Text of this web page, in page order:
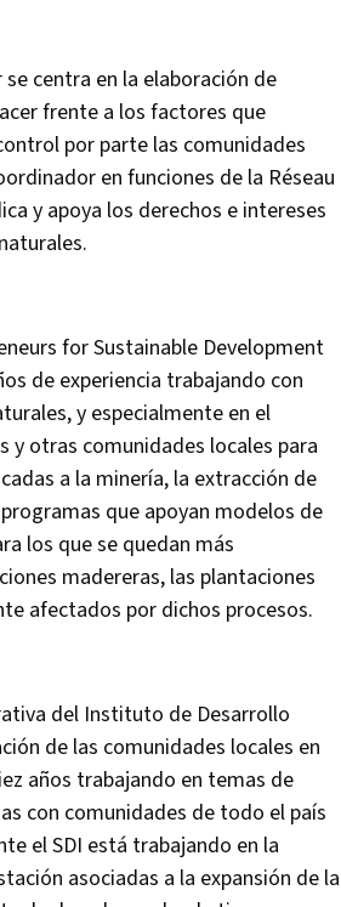
centra en la elaboración de
frente a los factores que
por parte las comunidades
en funciones de la Réseau
y apoya los derechos e intereses
for Sustainable Development
de experiencia trabajando con
y especialmente en el
y otras comunidades locales para
a la minería, la extracción de
que apoyan modelos de
los que se quedan más
madereras, las plantaciones
afectados por dichos procesos.
del Instituto de Desarrollo
de las comunidades locales en
años trabajando en temas de
con comunidades de todo el país
el SDI está trabajando en la
asociadas a la expansión de la